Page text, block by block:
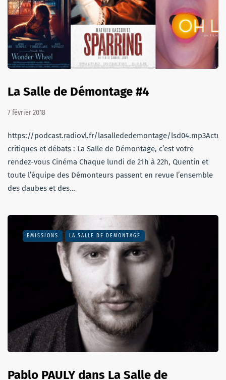
La Salle de Démontage #4
7 février 2018
https://podcast.radiovl.fr/lasallededemontage/lsd04.mp3Actu,
critiques et débats : La Salle de Démontage, c’est votre
rendez-vous Cinéma Chaque lundi de 21h à 22h, Quentin et
toute l’équipe des Démonteurs passent en revue l’ensemble
des daubes et des…
EMISSIONS LA SALLE DE DÉMONTAGE
Pablo PAULY dans La Salle de